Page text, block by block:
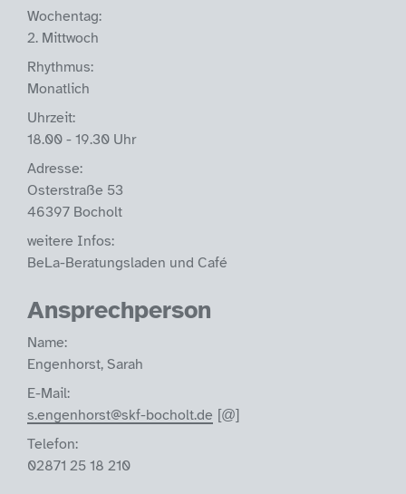
Wochentag:
2. Mittwoch
Rhythmus:
Monatlich
Uhrzeit:
18.00 - 19.30 Uhr
Adresse:
Osterstraße 53
46397 Bocholt
weitere Infos:
BeLa-Beratungsladen und Café
Ansprechperson
Name:
Engenhorst, Sarah
E-Mail:
s.engenhorst@skf-bocholt.de
Telefon:
02871 25 18 210